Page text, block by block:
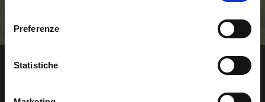
Preferenze
Statistiche